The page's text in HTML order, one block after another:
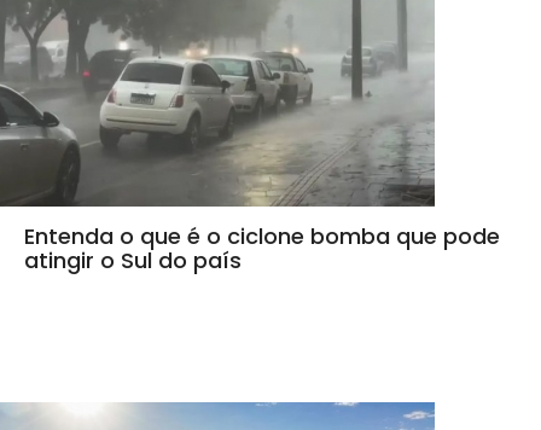
Entenda o que é o ciclone bomba que pode
atingir o Sul do país